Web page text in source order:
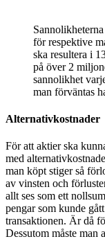
för respektive
ska resultera i
på över 2
sannolikhet
man förväntas
Alternativkostnader
För att aktier ska
med
man köpt stiger så
av vinsten och
allt ses som ett
pengar som kunde
transaktionen. Är då
Dessutom måste man